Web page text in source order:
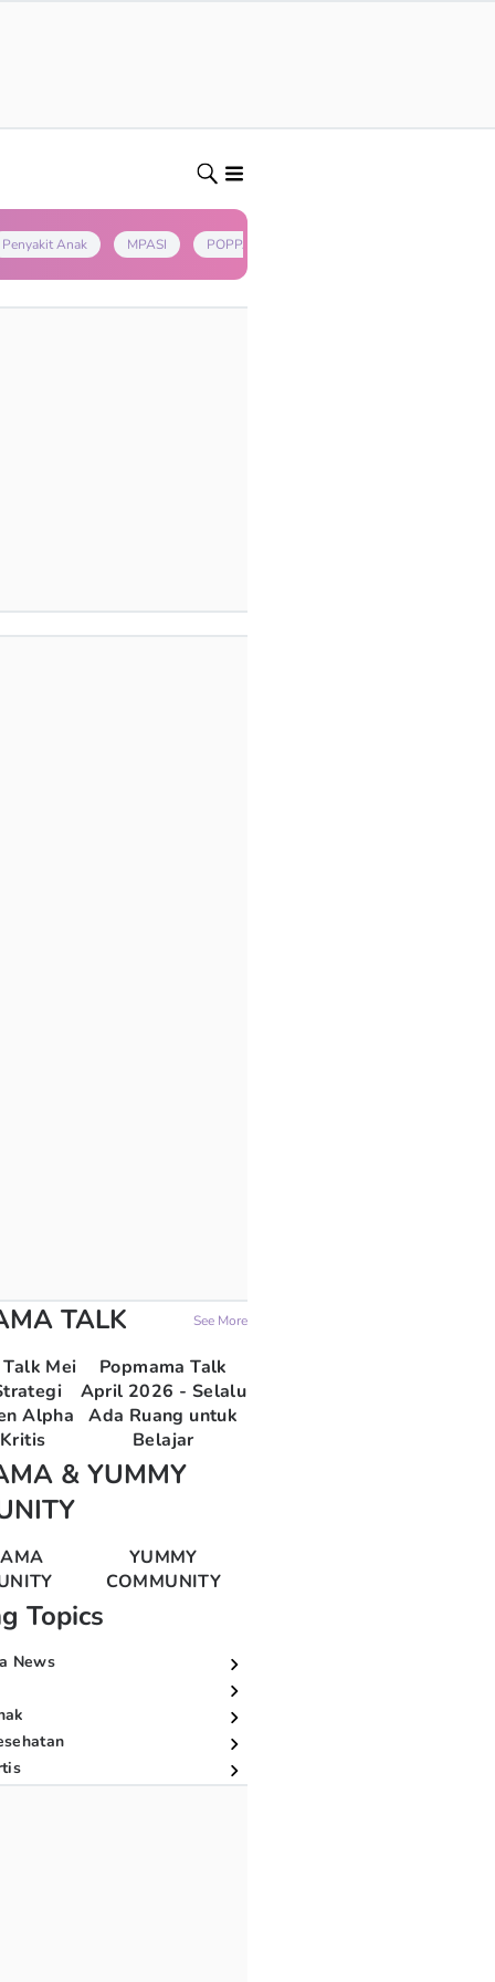
Penyakit Anak MPASI POPPAPA
TALK See More
Mei
Alpha
Popmama Talk
April 2026 - Selalu
Ada Ruang untuk
Belajar
& YUMMY
YUMMY
COMMUNITY
Topics
News